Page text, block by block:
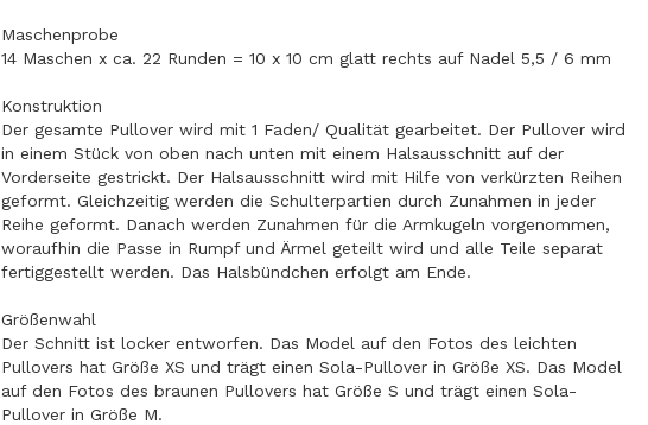
Maschenprobe
14 Maschen x ca. 22 Runden = 10 x 10 cm glatt rechts auf Nadel 5,5 / 6 mm
Konstruktion
Der gesamte Pullover wird mit 1 Faden/ Qualität gearbeitet. Der Pullover wird
in einem Stück von oben nach unten mit einem Halsausschnitt auf der
Vorderseite gestrickt. Der Halsausschnitt wird mit Hilfe von verkürzten Reihen
geformt. Gleichzeitig werden die Schulterpartien durch Zunahmen in jeder
Reihe geformt. Danach werden Zunahmen für die Armkugeln vorgenommen,
woraufhin die Passe in Rumpf und Ärmel geteilt wird und alle Teile separat
fertiggestellt werden. Das Halsbündchen erfolgt am Ende.
Größenwahl
Der Schnitt ist locker entworfen. Das Model auf den Fotos des leichten
Pullovers hat Größe XS und trägt einen Sola-Pullover in Größe XS. Das Model
auf den Fotos des braunen Pullovers hat Größe S und trägt einen Sola-
Pullover in Größe M.